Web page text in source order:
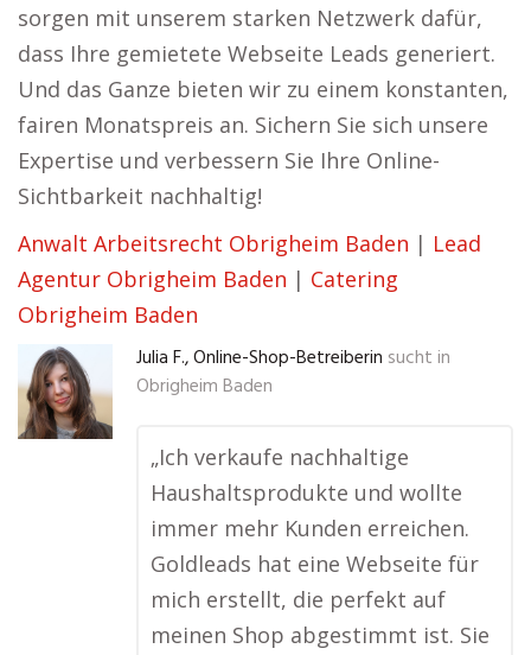
sorgen mit unserem starken Netzwerk dafür,
dass Ihre gemietete Webseite Leads generiert.
Und das Ganze bieten wir zu einem konstanten,
fairen Monatspreis an. Sichern Sie sich unsere
Expertise und verbessern Sie Ihre Online-
Sichtbarkeit nachhaltig!
Anwalt Arbeitsrecht Obrigheim Baden | Lead
Agentur Obrigheim Baden | Catering
Obrigheim Baden
Julia F., Online-Shop-Betreiberin sucht in
Obrigheim Baden
„Ich verkaufe nachhaltige
Haushaltsprodukte und wollte
immer mehr Kunden erreichen.
Goldleads hat eine Webseite für
mich erstellt, die perfekt auf
meinen Shop abgestimmt ist. Sie